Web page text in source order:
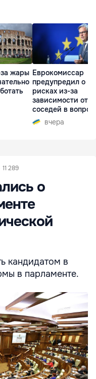
жары Еврокомиссар
предупредил о
рисках из-за
зависимости от
соседей в
границ
вчера
11 289
о
кандидатом в
в парламенте.